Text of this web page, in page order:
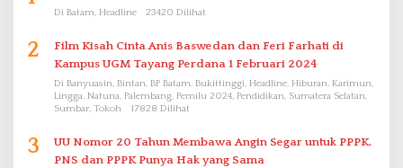
Di Batam, Headline 23420 Dilihat
2
Film Kisah Cinta Anis Baswedan dan Feri Farhati di
Kampus UGM Tayang Perdana 1 Februari 2024
Di Banyuasin, Bintan, BP Batam, Bukittinggi, Headline, Hiburan, Karimun,
Lingga, Natuna, Palembang, Pemilu 2024, Pendidikan, Sumatera Selatan,
Sumbar, Tokoh
17828 Dilihat
3
UU Nomor 20 Tahun Membawa Angin Segar untuk PPPK.
PNS dan PPPK Punya Hak yang Sama